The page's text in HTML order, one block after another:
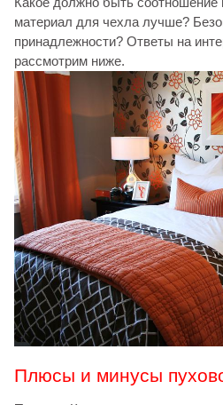
материал для чехла лучше?
принадлежности? Ответы на
рассмотрим ниже.
Плюсы и минусы